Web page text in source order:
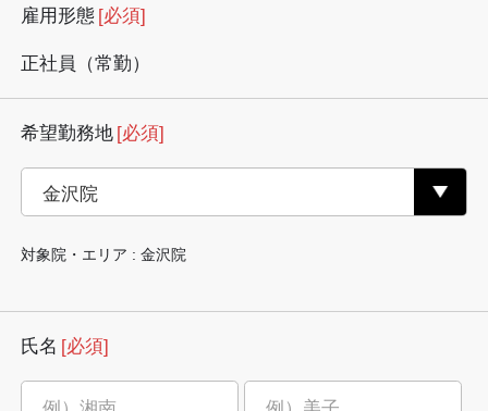
雇用形態 [必須]
正社員（常勤）
希望勤務地 [必須]
対象院・エリア : 金沢院
氏名 [必須]